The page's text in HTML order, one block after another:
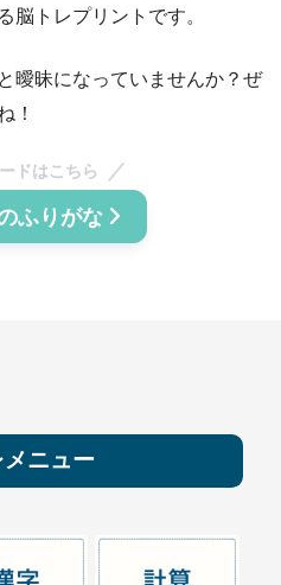
脳トレプリントです。
曖昧になっていませんか？ぜ
！
ドはこちら
ふりがな
ニュー